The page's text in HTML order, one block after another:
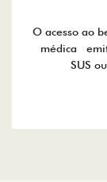
O acesso ao
médica
SUS